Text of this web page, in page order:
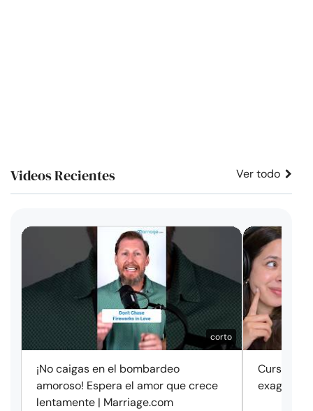
Videos Recientes Ver todo
corto
¡No caigas en el bombardeo
amoroso! Espera el amor que crece
lentamente | Marriage.com
Cursos